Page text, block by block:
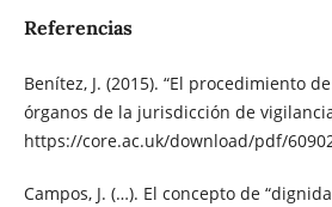
Referencias
Benítez, J. (2015). “El procedimiento
órganos de la jurisdicción de
https://core.ac.uk/download/pdf/
Campos, J. (…). El concepto de